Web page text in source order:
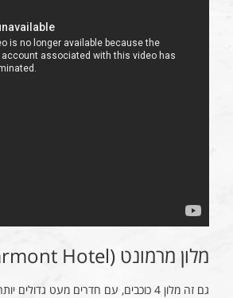
מלון מרמונט (Marmont Hotel)
גם זה מלון 4 כוכבים, עם חדרים מעט